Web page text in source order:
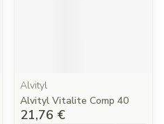
Alvityl
Alvityl Vitalite Comp 40
21,76 €